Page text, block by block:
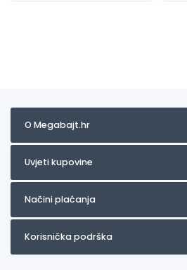
O Megabajt.hr
Uvjeti kupovine
Načini plaćanja
Korisnička podrška